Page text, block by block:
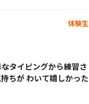
体験生
タイピングから練習さ
ちが わいて嬉しかった